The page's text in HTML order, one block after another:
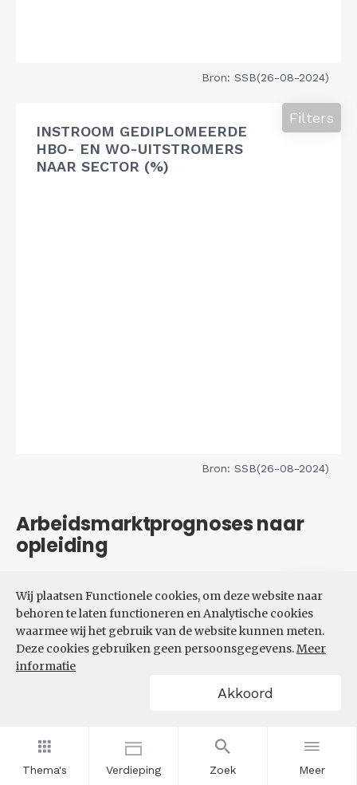
Thema's Verdieping Zoek Meer
Wij plaatsen Functionele cookies, om deze website naar
behoren te laten functioneren en Analytische cookies
waarmee wij het gebruik van de website kunnen meten.
Deze cookies gebruiken geen persoonsgegevens.Meer
informatie
Akkoord
Bron: SSB(26-08-2024)
INSTROOM GEDIPLOMEERDE
HBO- EN WO-UITSTROMERS
NAAR SECTOR (%)
Filters
Bron: SSB(26-08-2024)
Arbeidsmarktprognoses naar
opleiding
VERWACHTE UITBREIDINGS-
EN VERVANGINGSVRAAG NAAR
OPLEIDINGSNIVEAU
Filters